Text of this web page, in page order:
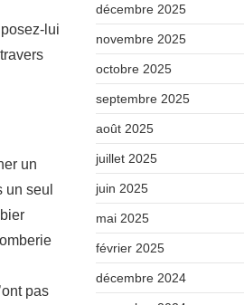
lui
un
un seul
pas
décembre 2025
novembre 2025
octobre 2025
septembre 2025
août 2025
juillet 2025
juin 2025
mai 2025
février 2025
décembre 2024